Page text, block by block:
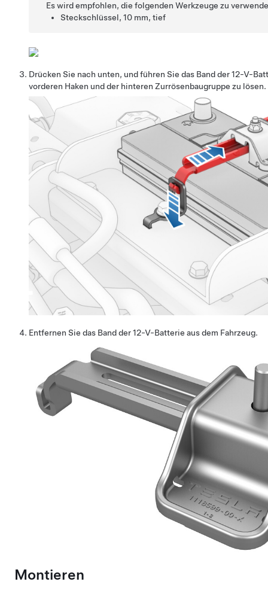
Es wird empfohlen, die folgenden Werkzeuge zu
Steckschlüssel, 10 mm, tief
Drücken Sie nach unten, und führen Sie das Band der 12-V-
vorderen Haken und der hinteren Zurrösenbaugruppe zu lösen.
Entfernen Sie das Band der 12-V-Batterie aus dem Fahrzeug.
Montieren